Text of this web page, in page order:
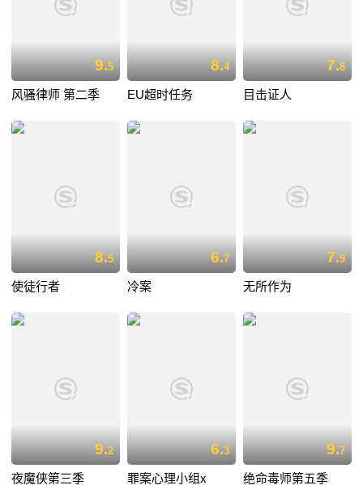
9.5
风骚律师 第二季
8.4
EU超时任务
7.8
目击证人
8.5
使徒行者
6.7
冷案
7.9
无所作为
9.2
夜魔侠第三季
6.3
罪案心理小组x
9.7
绝命毒师第五季